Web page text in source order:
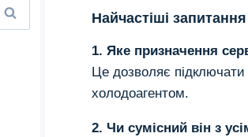
Найчастіші запитання
1. Яке призначення
Це дозволяє
холодоагентом.
2. Чи сумісний він з
Поиск